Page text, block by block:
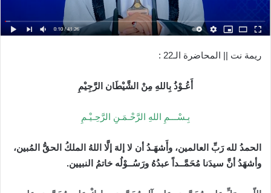
ريمة نت || المحاضرة الـ22 :
أَعُـوْذُ بِاللهِ مِنْ الشَّيْطَان الرَّجِيْمِ
بِـسْـــمِ اللهِ الرَّحْـمَـنِ الرَّحِـيْـمِ
الحمدُ لله رَبِّ العالمين، وأَشهَـدُ أن لا إلهَ إلَّا اللهُ الملكُ الحقُّ المُبين،
وأشهَدُ أنَّ سيدَنا مُحَمَّــداً عبدُهُ ورَسُــوْلُه خاتمُ النبيين.